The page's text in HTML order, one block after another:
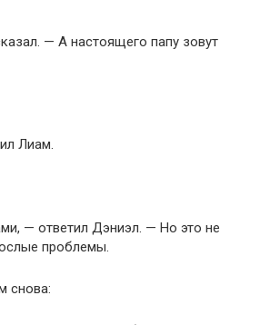
— А настоящего папу зовут
Лиам.
— ответил Дэниэл. — Но это не
проблемы.
снова: